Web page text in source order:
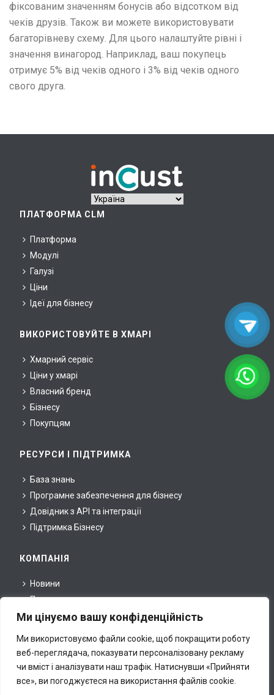
Ми цінуємо вашу конфіденційність
Ми використовуємо файли cookie, щоб покращити роботу
веб-переглядача, показувати персоналізовану рекламу
чи вміст і аналізувати наш трафік. Натиснувши «Прийняти
все», ви погоджуєтеся на використання файлів cookie.
фіксованим значенням бонусів або відсотком від
чеків друзів. Також ви можете використовувати
багаторівневу схему. Для цього налаштуйте рівні і
значення винагород. Наприклад, ваш покупець
отримує 5% від чеків одного і 3% від чеків одного
свого друга.
ПЛАТФОРМА CLM
Платформа
Модулі
Галузі
Ціни
Ідеї для бізнесу
ВИКОРИСТОВУЙТЕ В ХМАРІ
Хмарний сервіс
Ціни у хмарі
Власний бренд
Бізнесу
Покупцям
РЕСУРСИ І ПІДТРИМКА
База знань
Програмне забезпечення для бізнесу
Довідник з API та інтеграції
Підтримка Бізнесу
КОМПАНІЯ
Новини
Про нас
Для партнерів
Правова інформація
Контакти